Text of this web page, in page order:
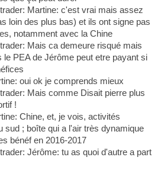
Martine: c'est vrai mais assez
loin des plus bas) et ils ont signe pas
notamment avec la Chine
Mais ca demeure risqué mais
PEA de Jérôme peut etre payant si
oui ok je comprends mieux
Mais comme Disait pierre plus
!
Chine, et, je vois, activités
sud ; boîte qui a l'air très dynamique
bénéf en 2016-2017
Jérôme: tu as quoi d'autre a part